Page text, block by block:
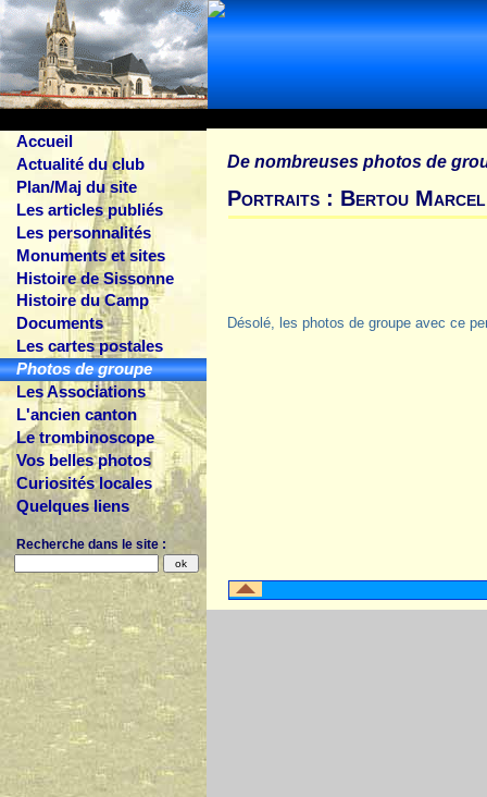
Accueil
Actualité du club
Plan/Maj du site
Les articles publiés
Les personnalités
Monuments et sites
Histoire de Sissonne
Histoire du Camp
Documents
Les cartes postales
Photos de groupe
Les Associations
L'ancien canton
Le trombinoscope
Vos belles photos
Curiosités locales
Quelques liens
Recherche dans le site :
De nombreuses photos de
Portraits : Bertou Marcel
Désolé, les photos de groupe avec ce